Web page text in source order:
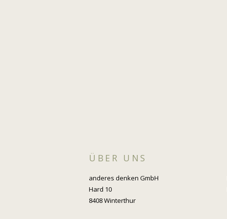
ÜBER UNS
anderes denken GmbH
Hard 10
8408 Winterthur